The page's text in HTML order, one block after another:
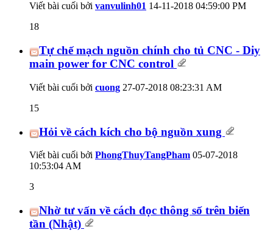
Viết bài cuối bởi vanvulinh01 14-11-2018 04:59:00 PM
18
Tự chế mạch nguồn chính cho tủ CNC - Diy
main power for CNC control
Viết bài cuối bởi cuong 27-07-2018 08:23:31 AM
15
Hỏi về cách kích cho bộ nguồn xung
Viết bài cuối bởi PhongThuyTangPham 05-07-2018
10:53:04 AM
3
Nhờ tư vấn về cách đọc thông số trên biến
tần (Nhật)